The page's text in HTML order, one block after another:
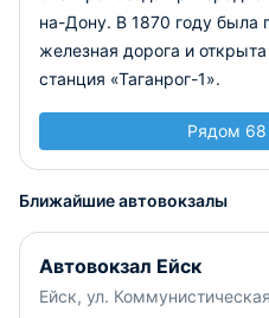
на-Дону. В 1870 году была
железная дорога и
станция «Таганрог-1».
Рядом 68
Ближайшие автовокзалы
Автовокзал Ейск
Ейск, ул.